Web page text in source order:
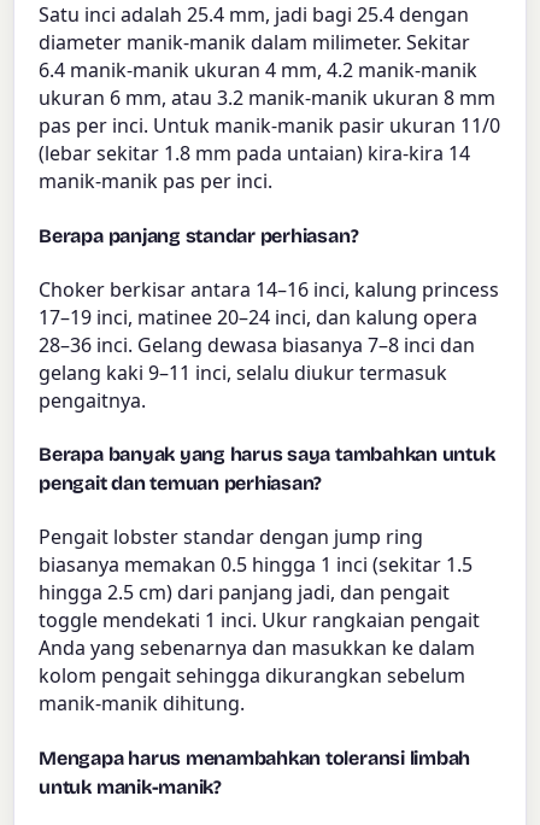
Satu inci adalah 25.4 mm, jadi bagi 25.4 dengan
diameter manik-manik dalam milimeter. Sekitar
6.4 manik-manik ukuran 4 mm, 4.2 manik-manik
ukuran 6 mm, atau 3.2 manik-manik ukuran 8 mm
pas per inci. Untuk manik-manik pasir ukuran 11/0
(lebar sekitar 1.8 mm pada untaian) kira-kira 14
manik-manik pas per inci.
Berapa panjang standar perhiasan?
Choker berkisar antara 14–16 inci, kalung princess
17–19 inci, matinee 20–24 inci, dan kalung opera
28–36 inci. Gelang dewasa biasanya 7–8 inci dan
gelang kaki 9–11 inci, selalu diukur termasuk
pengaitnya.
Berapa banyak yang harus saya tambahkan untuk
pengait dan temuan perhiasan?
Pengait lobster standar dengan jump ring
biasanya memakan 0.5 hingga 1 inci (sekitar 1.5
hingga 2.5 cm) dari panjang jadi, dan pengait
toggle mendekati 1 inci. Ukur rangkaian pengait
Anda yang sebenarnya dan masukkan ke dalam
kolom pengait sehingga dikurangkan sebelum
manik-manik dihitung.
Mengapa harus menambahkan toleransi limbah
untuk manik-manik?